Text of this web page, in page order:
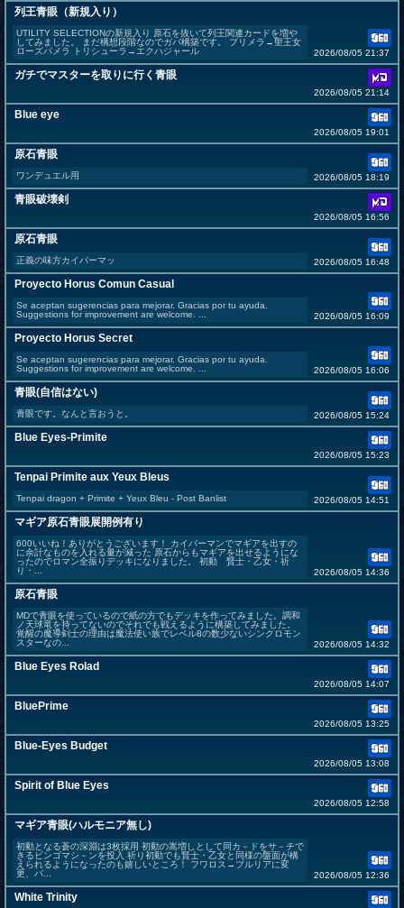
列王青眼（新規入り）
UTILITY SELECTIONの新規入り 原石を抜いて列王関連カードを増や
してみました。 まだ構想段階なのでガバ構築です。 プリメラ→聖王女
ローズパメラ トリシューラ→エクハジャール
2026/08/05 21:37
ガチでマスターを取りに行く青眼
2026/08/05 21:14
Blue eye
2026/08/05 19:01
原石青眼
ワンデュエル用 2026/08/05 18:19
青眼破壊剣
2026/08/05 16:56
原石青眼
正義の味方カイバーマッ 2026/08/05 16:48
Proyecto Horus Comun Casual
Se aceptan sugerencias para mejorar. Gracias por tu ayuda.
Suggestions for improvement are welcome. ...
2026/08/05 16:09
Proyecto Horus Secret
Se aceptan sugerencias para mejorar. Gracias por tu ayuda.
Suggestions for improvement are welcome. ...
2026/08/05 16:06
青眼(自信はない)
青眼です。なんと言おうと。 2026/08/05 15:24
Blue Eyes-Primite
2026/08/05 15:23
Tenpai Primite aux Yeux Bleus
Tenpai dragon + Primite + Yeux Bleu - Post Banlist 2026/08/05 14:51
マギア原石青眼展開例有り
600いいね！ありがとうございます！ カイバーマンでマギアを出すの
に余計なものを入れる量が減った 原石からもマギアを出せるようにな
ったのでロマン全振りデッキになりました。 初動 賢士・乙女・祈
り・...
2026/08/05 14:36
原石青眼
MDで青眼を使っているので紙の方でもデッキを作ってみました。調和
ノ天球竜を持ってないのでそれでも戦えるように構築してみました。
覚醒の魔導剣士の理由は魔法使い族でレベル8の数少ないシンクロモン
スターなの...
2026/08/05 14:32
Blue Eyes Rolad
2026/08/05 14:07
BluePrime
2026/08/05 13:25
Blue-Eyes Budget
2026/08/05 13:08
Spirit of Blue Eyes
2026/08/05 12:58
マギア青眼(ハルモニア無し)
初動となる蒼の深淵は3枚採用 初動の嵩増しとして同カ－ドをサ－チで
きるビンゴマシ－ンを投入 祈り初動でも賢士・乙女と同様の盤面が構
えられるようになったのも嬉しいところ！ フワロス→プルリアに変
更、パ...
2026/08/05 12:36
White Trinity